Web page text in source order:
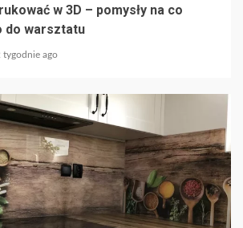
w 3D – pomysły na co
do warsztatu
tygodnie ago